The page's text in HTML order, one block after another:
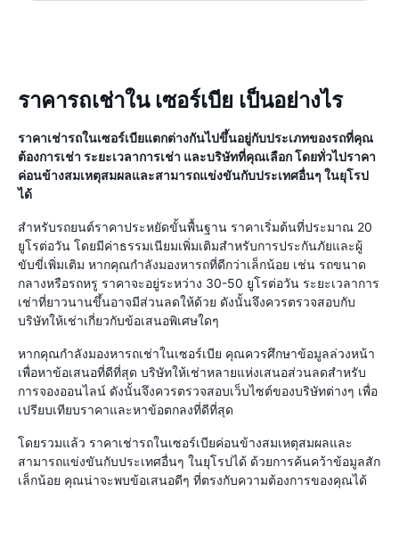
ราคารถเช่าใน เซอร์เบีย เป็นอย่างไร
ราคาเช่ารถในเซอร์เบียแตกต่างกันไปขึ้นอยู่กับประเภทของรถที่คุณ
ต้องการเช่า ระยะเวลาการเช่า และบริษัทที่คุณเลือก โดยทั่วไปราคา
ค่อนข้างสมเหตุสมผลและสามารถแข่งขันกับประเทศอื่นๆ ในยุโรป
ได้
สำหรับรถยนต์ราคาประหยัดขั้นพื้นฐาน ราคาเริ่มต้นที่ประมาณ 20
ยูโรต่อวัน โดยมีค่าธรรมเนียมเพิ่มเติมสำหรับการประกันภัยและผู้
ขับขี่เพิ่มเติม หากคุณกำลังมองหารถที่ดีกว่าเล็กน้อย เช่น รถขนาด
กลางหรือรถหรู ราคาจะอยู่ระหว่าง 30-50 ยูโรต่อวัน ระยะเวลาการ
เช่าที่ยาวนานขึ้นอาจมีส่วนลดให้ด้วย ดังนั้นจึงควรตรวจสอบกับ
บริษัทให้เช่าเกี่ยวกับข้อเสนอพิเศษใดๆ
หากคุณกำลังมองหารถเช่าในเซอร์เบีย คุณควรศึกษาข้อมูลล่วงหน้า
เพื่อหาข้อเสนอที่ดีที่สุด บริษัทให้เช่าหลายแห่งเสนอส่วนลดสำหรับ
การจองออนไลน์ ดังนั้นจึงควรตรวจสอบเว็บไซต์ของบริษัทต่างๆ เพื่อ
เปรียบเทียบราคาและหาข้อตกลงที่ดีที่สุด
โดยรวมแล้ว ราคาเช่ารถในเซอร์เบียค่อนข้างสมเหตุสมผลและ
สามารถแข่งขันกับประเทศอื่นๆ ในยุโรปได้ ด้วยการค้นคว้าข้อมูลสัก
เล็กน้อย คุณน่าจะพบข้อเสนอดีๆ ที่ตรงกับความต้องการของคุณได้